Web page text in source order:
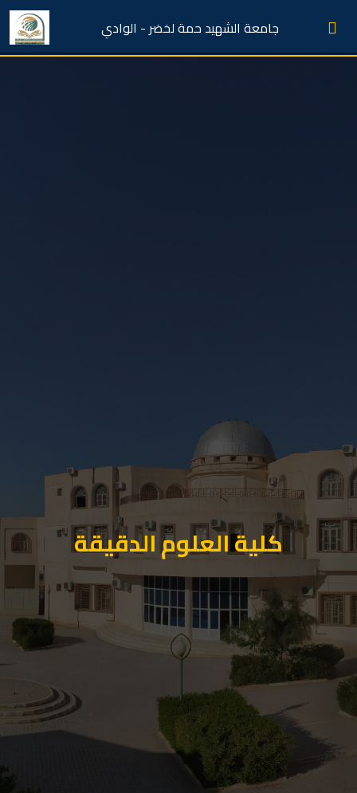
جامعة الشهيد حمة لخضر - الوادي
كلية العلوم الدقيقة